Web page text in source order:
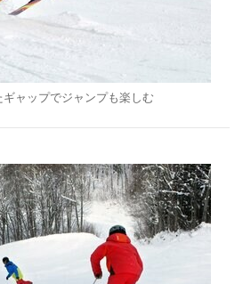
ギャップでジャンプも楽しむ